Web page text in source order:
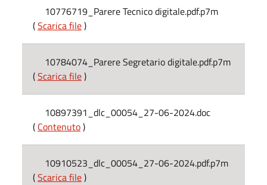
10776719_Parere Tecnico digitale.pdf.p7m
(Scarica file)
10784074_Parere Segretario digitale.pdf.p7m
(Scarica file)
10897391_dlc_00054_27-06-2024.doc
( Contenuto)
10910523_dlc_00054_27-06-2024.pdf.p7m
(Scarica file)